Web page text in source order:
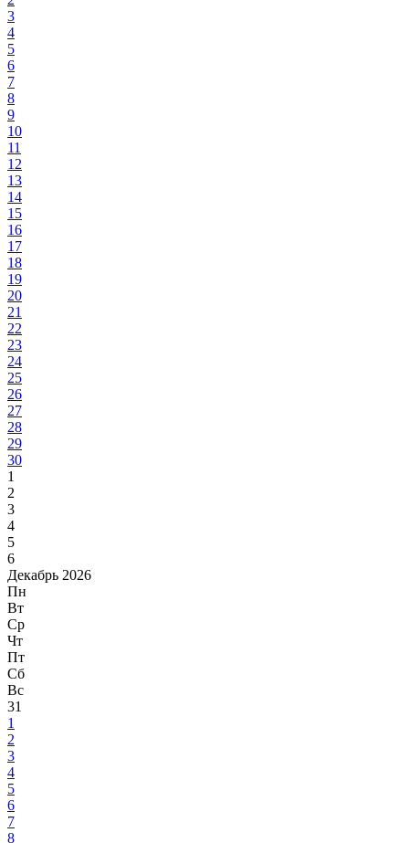
3
4
5
6
7
8
9
10
11
12
13
14
15
16
17
18
19
20
21
22
23
24
25
26
27
28
29
30
1
2
3
4
5
6
Декабрь 2026
Пн
Вт
Ср
Чт
Пт
Сб
Вс
31
1
2
3
4
5
6
7
8